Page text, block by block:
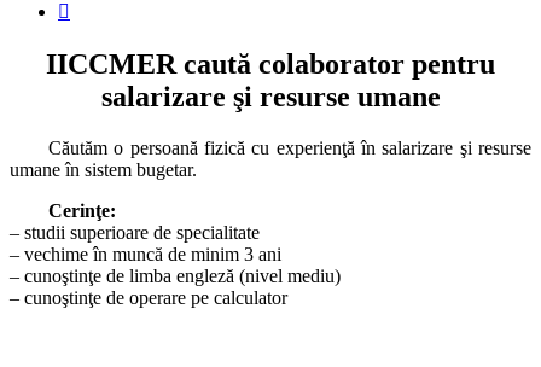
Image

IICCMER caută colaborator pentru
salarizare şi resurse umane
Căutăm o persoană fizică cu experienţă în salarizare şi resurse
umane în sistem bugetar.
Cerinţe:
– studii superioare de specialitate
– vechime în muncă de minim 3 ani
– cunoştinţe de limba engleză (nivel mediu)
– cunoştinţe de operare pe calculator